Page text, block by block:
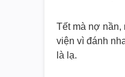
Tết mà nợ nần,
viện vì đánh
là lạ.